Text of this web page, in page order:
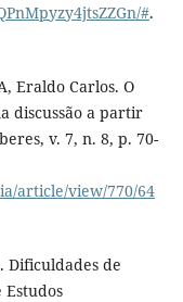
#.
Eraldo Carlos. O
discussão a partir
v. 7, n. 8, p. 70-
article/view/770/64
Dificuldades de